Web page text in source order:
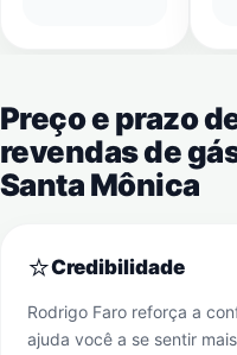
Preço e prazo
revendas de
Santa Mônica
⭐Credibilidade
Rodrigo Faro reforça a
ajuda você a se sentir